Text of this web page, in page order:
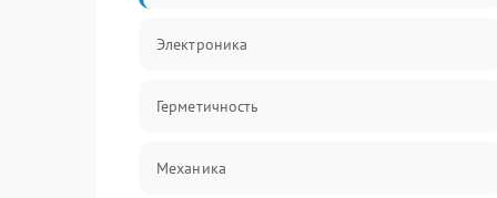
Электроника
Герметичность
Механика